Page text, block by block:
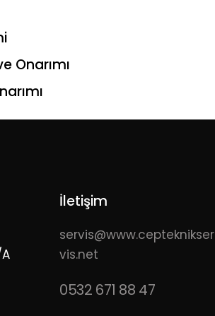
Onarımı
İletişim
servis@www.cepteknikser
vis.net
0532 671 88 47